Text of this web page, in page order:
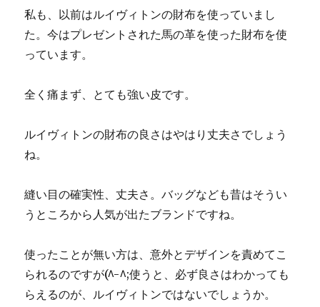
私も、以前はルイヴィトンの財布を使っていまし
た。今はプレゼントされた馬の革を使った財布を使
っています。
全く痛まず、とても強い皮です。
ルイヴィトンの財布の良さはやはり丈夫さでしょう
ね。
縫い目の確実性、丈夫さ。バッグなども昔はそうい
うところから人気が出たブランドですね。
使ったことが無い方は、意外とデザインを責めてこ
られるのですが(^-^;使うと、必ず良さはわかっても
らえるのが、ルイヴィトンではないでしょうか。